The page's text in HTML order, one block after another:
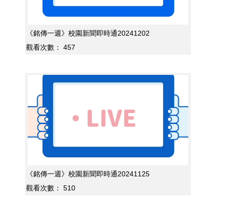
《銘傳一週》校園新聞即時通20241202
觀看次數：
457
《銘傳一週》校園新聞即時通20241125
觀看次數：
510